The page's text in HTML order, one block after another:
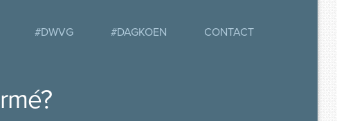
#DWVG #DAGKOEN CONTACT